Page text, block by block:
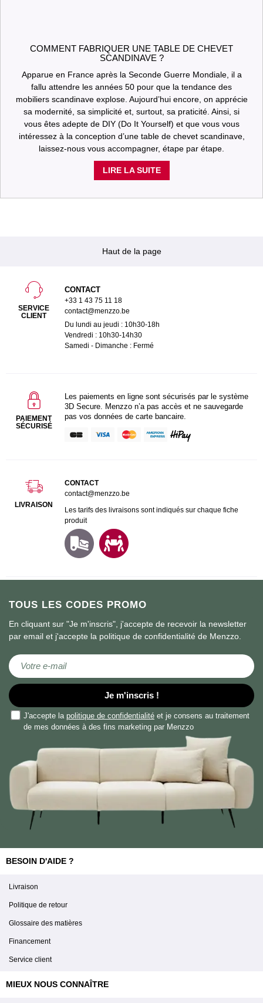
COMMENT FABRIQUER UNE TABLE DE CHEVET
SCANDINAVE ?
Apparue en France après la Seconde Guerre Mondiale, il a
fallu attendre les années 50 pour que la tendance des
mobiliers scandinave explose. Aujourd’hui encore, on apprécie
sa modernité, sa simplicité et, surtout, sa praticité. Ainsi, si
vous êtes adepte de DIY (Do It Yourself) et que vous vous
intéressez à la conception d’une table de chevet scandinave,
laissez-nous vous accompagner, étape par étape.
LIRE LA SUITE
Haut de la page
TOUS LES CODES PROMO
En cliquant sur "Je m'inscris", j'accepte de recevoir la newsletter
par email et j'accepte la politique de confidentialité de Menzzo.
Inscription à notre newsletter :
Je m'inscris !
J'accepte la politique de confidentialité et je consens au traitement
de mes données à des fins marketing par Menzzo
SERVICE
CLIENT
CONTACT
+33 1 43 75 11 18
contact@menzzo.be
Du lundi au jeudi : 10h30-18h
Vendredi : 10h30-14h30
Samedi - Dimanche : Fermé
PAIEMENT
SÉCURISÉ
Les paiements en ligne sont sécurisés par le système
3D Secure. Menzzo n’a pas accès et ne sauvegarde
pas vos données de carte bancaire.
LIVRAISON
CONTACT
contact@menzzo.be
Les tarifs des livraisons sont indiqués sur chaque fiche
produit
BESOIN D'AIDE ?
Livraison
Politique de retour
Glossaire des matières
Financement
Service client
MIEUX NOUS CONNAÎTRE